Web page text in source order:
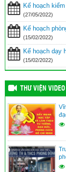
Kế hoạch
(27/05/2022)
Kế hoạch
(15/02/2022)
Kế hoạch dạy
(15/02/2022)
THƯ VIỆN VIDEO